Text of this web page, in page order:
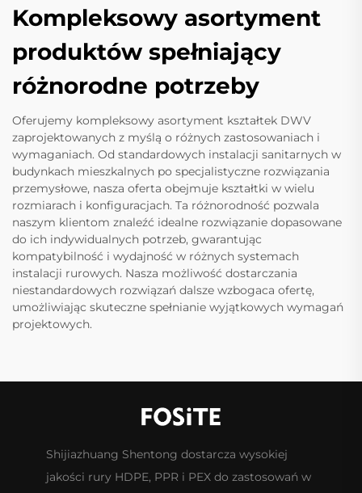
Kompleksowy asortyment
produktów spełniający
różnorodne potrzeby
Oferujemy kompleksowy asortyment kształtek DWV
zaprojektowanych z myślą o różnych zastosowaniach i
wymaganiach. Od standardowych instalacji sanitarnych w
budynkach mieszkalnych po specjalistyczne rozwiązania
przemysłowe, nasza oferta obejmuje kształtki w wielu
rozmiarach i konfiguracjach. Ta różnorodność pozwala
naszym klientom znaleźć idealne rozwiązanie dopasowane
do ich indywidualnych potrzeb, gwarantując
kompatybilność i wydajność w różnych systemach
instalacji rurowych. Nasza możliwość dostarczania
niestandardowych rozwiązań dalsze wzbogaca ofertę,
umożliwiając skuteczne spełnianie wyjątkowych wymagań
projektowych.
Shijiazhuang Shentong dostarcza wysokiej
jakości rury HDPE, PPR i PEX do zastosowań w